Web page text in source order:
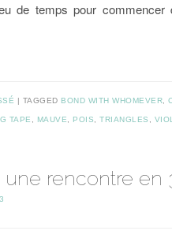
de temps pour
TAGGED BOND WITH WHOMEVER ,
TAPE MAUVE POIS ,TRIANGLES
rencontre en